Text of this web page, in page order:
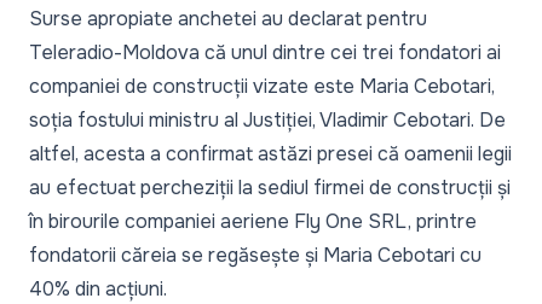
Surse apropiate anchetei au declarat pentru
Teleradio-Moldova că unul dintre cei trei fondatori ai
companiei de construcții vizate este Maria Cebotari,
soția fostului ministru al Justiției, Vladimir Cebotari. De
altfel, acesta a confirmat astăzi presei că oamenii legii
au efectuat percheziții la sediul firmei de construcții și
în birourile companiei aeriene Fly One SRL, printre
fondatorii căreia se regăsește și Maria Cebotari cu
40% din acțiuni.